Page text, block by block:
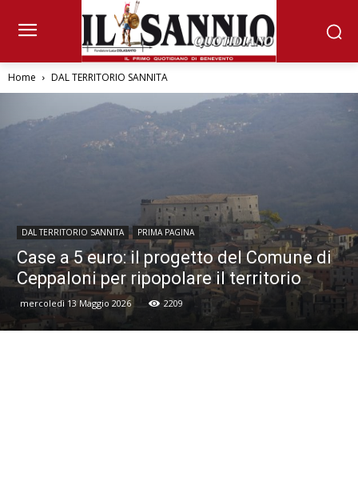
Home DAL TERRITORIO SANNITA
DAL TERRITORIO SANNITA PRIMA PAGINA
Case a 5 euro: il progetto del Comune di
Ceppaloni per ripopolare il territorio
mercoledì 13 Maggio 2026 2209